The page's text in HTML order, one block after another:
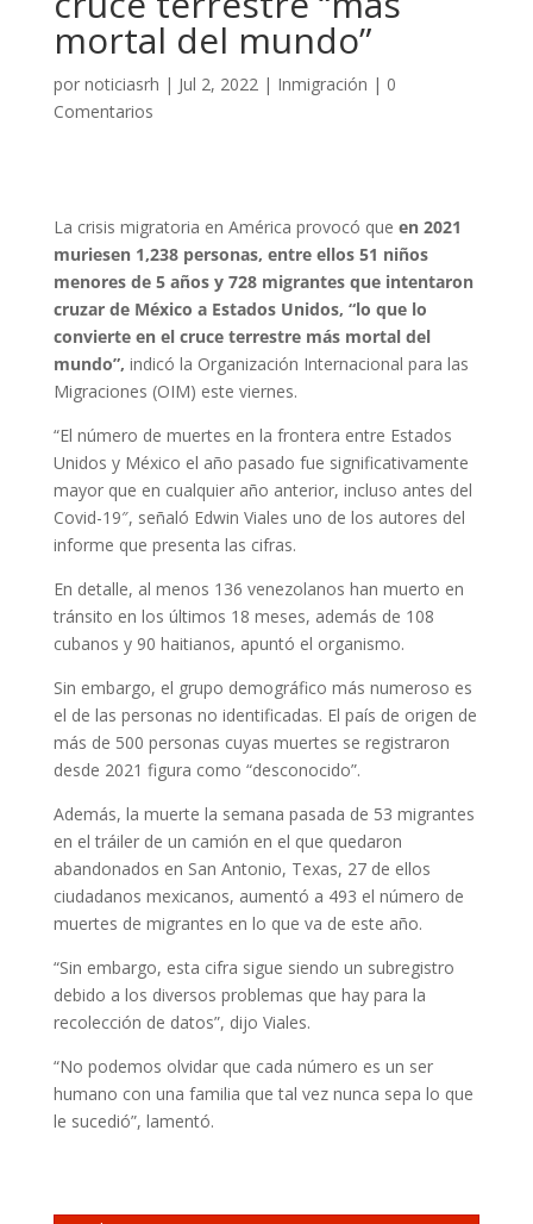
mortal del mundo”
por noticiasrh | Jul 2, 2022| Inmigración | 0
Comentarios
La crisis migratoria en América provocó que en 2021
muriesen 1,238 personas, entre ellos 51 niños
menores de 5 años y 728 migrantes que intentaron
cruzar de México a Estados Unidos, “lo que lo
convierte en el cruce terrestre más mortal del
mundo”, indicó la Organización Internacional para las
Migraciones (OIM) este viernes.
“El número de muertes en la frontera entre Estados
Unidos y México el año pasado fue significativamente
mayor que en cualquier año anterior, incluso antes del
Covid-19″, señaló Edwin Viales uno de los autores del
informe que presenta las cifras.
En detalle, al menos 136 venezolanos han muerto en
tránsito en los últimos 18 meses, además de 108
cubanos y 90 haitianos, apuntó el organismo.
Sin embargo, el grupo demográfico más numeroso es
el de las personas no identificadas. El país de origen de
más de 500 personas cuyas muertes se registraron
desde 2021 figura como “desconocido”.
Además, la muerte la semana pasada de 53 migrantes
en el tráiler de un camión en el que quedaron
abandonados en San Antonio, Texas, 27 de ellos
ciudadanos mexicanos, aumentó a 493 el número de
muertes de migrantes en lo que va de este año.
“Sin embargo, esta cifra sigue siendo un subregistro
debido a los diversos problemas que hay para la
recolección de datos”, dijo Viales.
“No podemos olvidar que cada número es un ser
humano con una familia que tal vez nunca sepa lo que
le sucedió”, lamentó.